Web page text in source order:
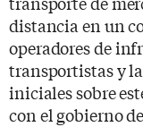
distancia en un
operadores de
transportistas y
iniciales sobre
con el gobierno